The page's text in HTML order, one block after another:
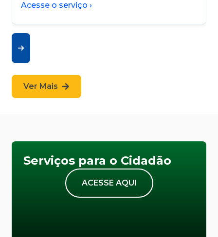
Acesse o serviço ›
Ver Mais
Serviços para o Cidadão
ACESSE AQUI